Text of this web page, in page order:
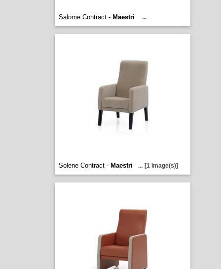
Salome Contract - Maestri ...
Solene Contract - Maestri ... [1 image(s)]